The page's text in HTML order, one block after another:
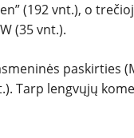
(192 vnt.), o
(35 vnt.).
paskirties
Tarp lengvųjų